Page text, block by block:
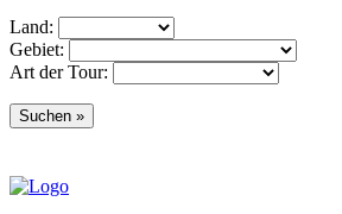
Land:
Gebiet:
Art der Tour: